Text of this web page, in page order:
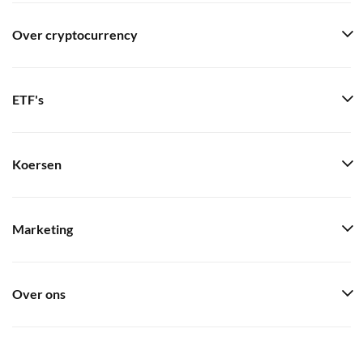
Over cryptocurrency
ETF's
Koersen
Marketing
Over ons